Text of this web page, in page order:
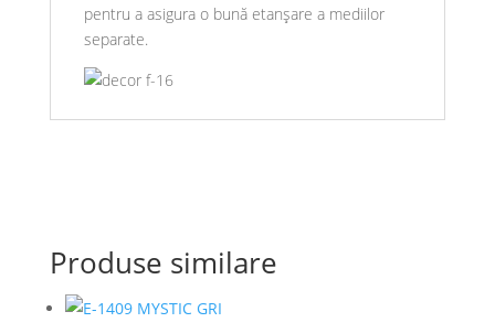
pentru a asigura o bună etanșare a mediilor
separate.
Produse similare